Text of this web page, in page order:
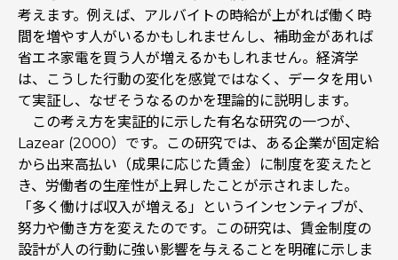
考えます。例えば、アルバイトの時給が上がれば働く時
間を増やす人がいるかもしれませんし、補助金があれば
省エネ家電を買う人が増えるかもしれません。経済学
は、こうした行動の変化を感覚ではなく、データを用い
て実証し、なぜそうなるのかを理論的に説明します。
この考え方を実証的に示した有名な研究の一つが、
Lazear (2000）です。この研究では、ある企業が固定給
から出来高払い（成果に応じた賃金）に制度を変えたと
き、労働者の生産性が上昇したことが示されました。
「多く働けば収入が増える」というインセンティブが、
努力や働き方を変えたのです。この研究は、賃金制度の
設計が人の行動に強い影響を与えることを明確に示しま